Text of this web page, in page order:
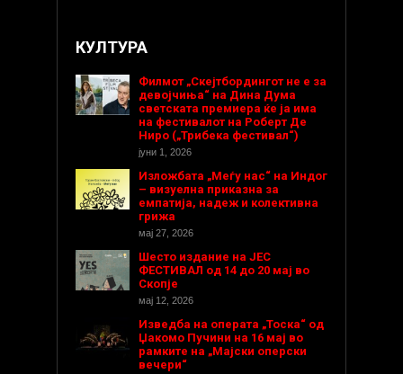
КУЛТУРА
Филмот „Скејтбордингот не е за
девојчиња“ на Дина Дума
светската премиера ќе ја има
на фестивалот на Роберт Де
Ниро („Трибека фестивал“)
јуни 1, 2026
Изложбата „Меѓу нас“ на Индог
– визуелна приказна за
емпатија, надеж и колективна
грижа
мај 27, 2026
Шесто издание на ЈЕС
ФЕСТИВАЛ од 14 до 20 мај во
Скопје
мај 12, 2026
Изведба на операта „Тоска“ од
Џакомо Пучини на 16 мај во
рамките на „Мајски оперски
вечери“